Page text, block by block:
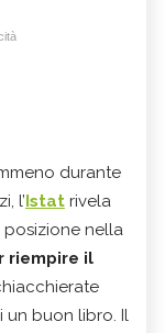
durante
l’Istat rivela
nella
riempire il
un buon libro. Il